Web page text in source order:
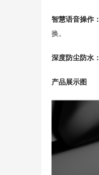
智慧语音操作：
换。
深度防尘防水：
产品展示图